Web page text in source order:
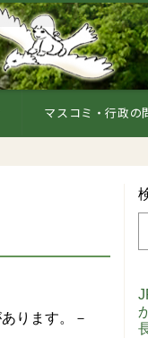
マスコミ・行政の
ります。－